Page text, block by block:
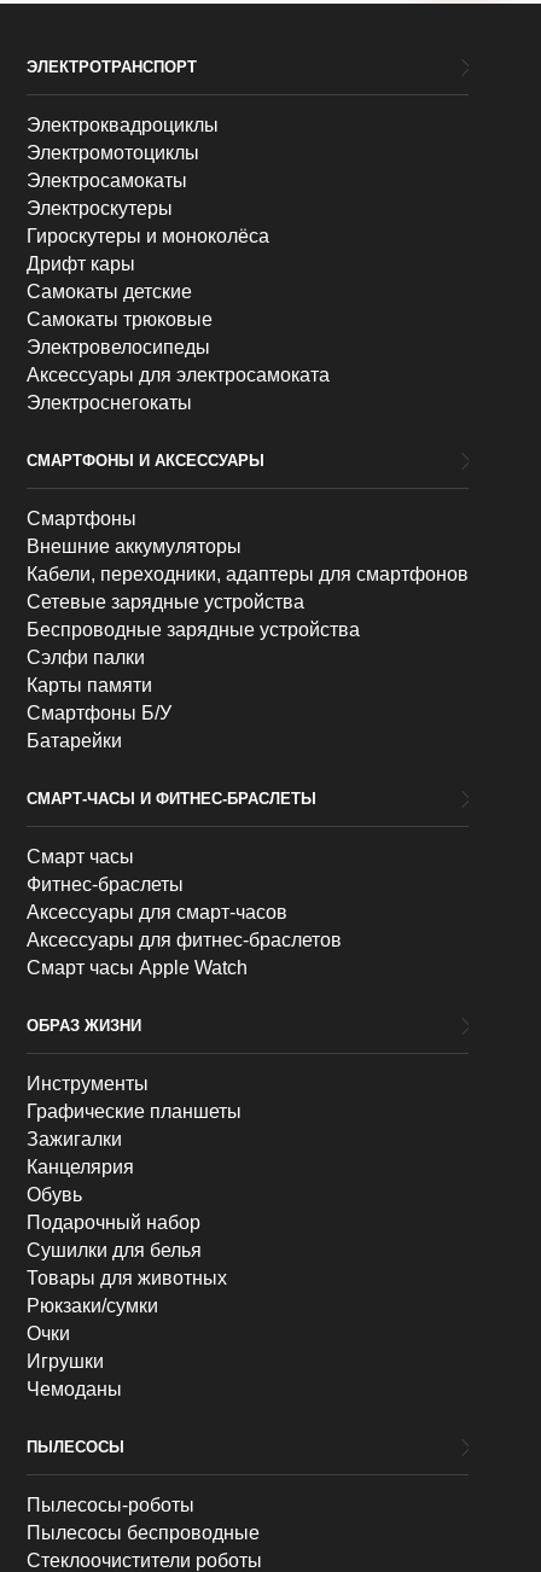
ЭЛЕКТРОТРАНСПОРТ
Электроквадроциклы
Электромотоциклы
Электросамокаты
Электроскутеры
Гироскутеры и моноколёса
Дрифт кары
Самокаты детские
Самокаты трюковые
Электровелосипеды
Аксессуары для электросамоката
Электроснегокаты
СМАРТФОНЫ И АКСЕССУАРЫ
Смартфоны
Внешние аккумуляторы
Кабели, переходники, адаптеры для смартфонов
Сетевые зарядные устройства
Беспроводные зарядные устройства
Сэлфи палки
Карты памяти
Смартфоны Б/У
Батарейки
СМАРТ-ЧАСЫ И ФИТНЕС-БРАСЛЕТЫ
Смарт часы
Фитнес-браслеты
Аксессуары для смарт-часов
Аксессуары для фитнес-браслетов
Смарт часы Apple Watch
ОБРАЗ ЖИЗНИ
Инструменты
Графические планшеты
Зажигалки
Канцелярия
Обувь
Подарочный набор
Сушилки для белья
Товары для животных
Рюкзаки/сумки
Очки
Игрушки
Чемоданы
ПЫЛЕСОСЫ
Пылесосы-роботы
Пылесосы беспроводные
Стеклоочистители роботы